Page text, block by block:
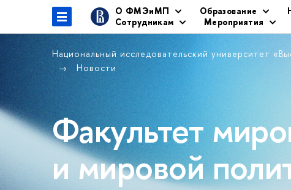
О ФМЭиМП Образование
Сотрудникам
Мероприятия
Национальный исследовательский университет
Новости
Факультет
и мировой